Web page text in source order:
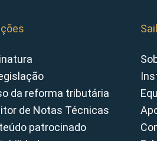
da reforma tributária
de Notas Técnicas
patrocinado